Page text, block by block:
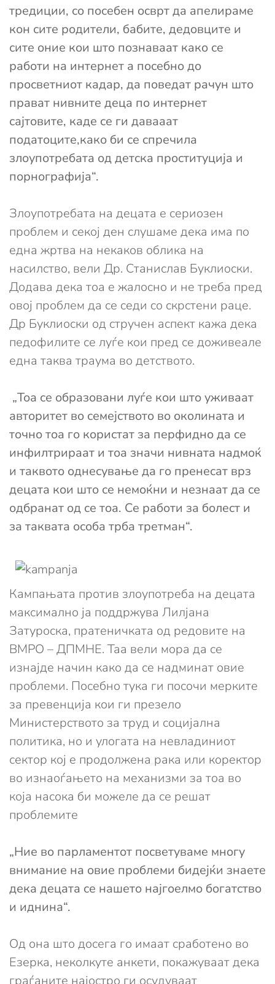
тредиции, со посебен осврт да апелираме
кон сите родители, бабите, дедовците и
сите оние кои што познаваат како се
работи на интернет а посебно до
просветниот кадар, да поведат рачун што
прават нивните деца по интернет
сајтовите, каде се ги давааат
податоците,како би се спречила
злоупотребата од детска проституција и
порнографија“.
Злоупотребата на децата е сериозен
проблем и секој ден слушаме дека има по
една жртва на некаков облика на
насилство, вели Др. Станислав Буклиоски.
Додава дека тоа е жалосно и не треба пред
овој проблем да се седи со скрстени раце.
Др Буклиоски од стручен аспект кажа дека
педофилите се луѓе кои пред се доживеале
една таква траума во детството.
„Тоа се образовани луѓе кои што уживаат
авторитет во семејството во околината и
точно тоа го користат за перфидно да се
инфилтрираат и тоа значи нивната надмоќ
и таквото однесување да го пренесат врз
децата кои што се немоќни и незнаат да се
одбранат од се тоа. Се работи за болест и
за таквата особа трба третман“.
Кампањата против злоупотреба на децата
максимално ја поддржува Лилјана
Затуроска, пратеничката од редовите на
ВМРО – ДПМНЕ. Таа вели мора да се
изнајде начин како да се надминат овие
проблеми. Посебно тука ги посочи мерките
за превенција кои ги презело
Министерството за труд и социјална
политика, но и улогата на невладиниот
сектор кој е продолжена рака или коректор
во изнаоѓањето на механизми за тоа во
која насока би можеле да се решат
проблемите
„Ние во парламентот посветуваме многу
внимание на овие проблеми бидејќи знаете
дека децата се нашето најгоелмо богатство
и иднина“.
Од она што досега го имаат сработено во
Езерка, неколкуте анкети, покажуваат дека